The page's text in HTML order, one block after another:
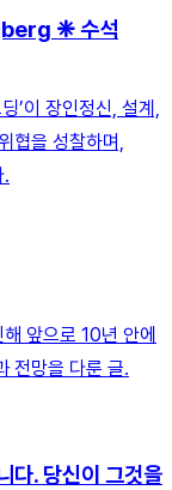
❈ 수석
’이 장인정신, 설계,
협을 성찰하며,
.
앞으로 10년 안에
전망을 다룬 글.
다. 당신이 그것을